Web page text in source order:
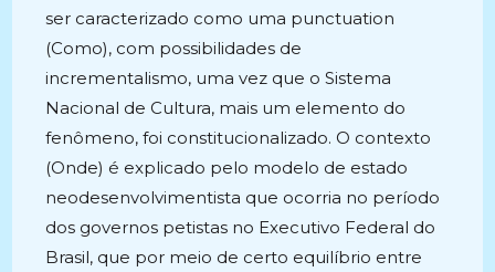
ser caracterizado como uma punctuation
(Como), com possibilidades de
incrementalismo, uma vez que o Sistema
Nacional de Cultura, mais um elemento do
fenômeno, foi constitucionalizado. O contexto
(Onde) é explicado pelo modelo de estado
neodesenvolvimentista que ocorria no período
dos governos petistas no Executivo Federal do
Brasil, que por meio de certo equilíbrio entre